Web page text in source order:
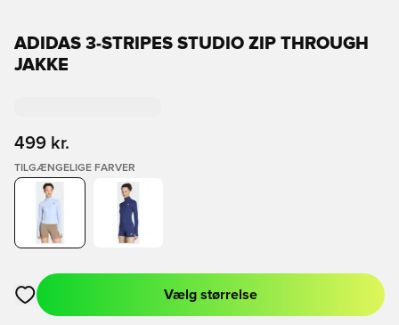
ADIDAS 3-STRIPES STUDIO ZIP THROUGH
JAKKE
499 kr.
TILGÆNGELIGE FARVER
Åbner en Modal til at logge ind eller tilmelde dig som medlem
Vælg størrelse